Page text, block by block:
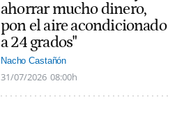
ahorrar mucho dinero,
pon el aire acondicionado
a 24 grados"
Nacho Castañón
31/07/2026 08:00h